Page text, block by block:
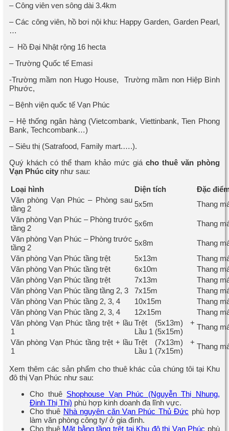
– Công viên ven sông dài 3.4km
– Các công viên, hồ bơi nội khu: Happy Garden, Garden Pearl,
…
– Hồ Đại Nhật rộng 16 hecta
– Trường Quốc tế Emasi
-Trường mầm non Hugo House, Trường mầm non Hiệp Bình
Phước,
– Bệnh viện quốc tế Vạn Phúc
– Hệ thống ngân hàng (Vietcombank, Viettinbank, Tien Phong
Bank, Techcombank…)
– Siêu thị (Satrafood, Family mart.….).
Quý khách có thể tham khảo mức giá cho thuê văn phòng
Vạn Phúc city như sau:
Loại hình Diện tích
Đặc
Văn phòng Vạn Phúc – Phòng sau
tầng 2
5x5m
Thang
Văn phòng Vạn Phúc – Phòng trước
tầng 2
5x6m
Thang
Văn phòng Vạn Phúc – Phòng trước
tầng 2
5x8m
Thang
Văn phòng Vạn Phúc tầng trệt
5x13m
Thang
Văn phòng Vạn Phúc tầng trệt
6x10m
Thang
Văn phòng Vạn Phúc tầng trệt
7x13m
Thang
Văn phòng Vạn Phúc tầng tầng 2, 3
7x15m
Thang
Văn phòng Vạn Phúc tầng 2, 3, 4
10x15m
Thang
Văn phòng Vạn Phúc tầng 2, 3, 4
12x15m
Thang
Văn phòng Vạn Phúc tầng trệt + lầu
1
Trệt (5x13m) +
Lầu 1 (5x15m)
Thang
Văn phòng Vạn Phúc tầng trệt + lầu
1
Trệt (7x13m) +
Lầu 1 (7x15m)
Thang
Xem thêm các sản phẩm cho thuê khác của chúng tôi tại Khu
đô thị Vạn Phúc như sau:
Cho thuê Shophouse Vạn Phúc (Nguyễn Thị Nhung,
Đinh Thị Thi) phù hợp kinh doanh đa lĩnh vực.
Cho thuê Nhà nguyên căn Vạn Phúc Thủ Đức phù hợp
làm văn phòng công ty/ ở gia đình.
Cho thuê Măt bằng tầng trệt tại Khu đô thị Vạn Phúc phù